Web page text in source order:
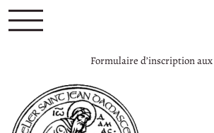
Formulaire d’inscription aux